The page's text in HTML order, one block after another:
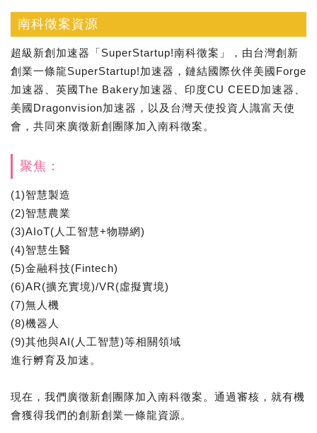
南科徵案資源
超級新創加速器「SuperStartup!南科徵案」，由台灣創新
創業一條龍SuperStartup!加速器，鏈結國際伙伴美國Forge
加速器、英國The Bakery加速器、印度CU CEED加速器、
美國Dragonvision加速器，以及台灣天使投資人識富天使
會，共同來廣徵新創團隊加入南科徵案。
聚焦：
(1)智慧製造
(2)智慧農業
(3)AIoT(人工智慧+物聯網)
(4)智慧生醫
(5)金融科技(Fintech)
(6)AR(擴充實境)/VR(虛擬實境)
(7)無人機
(8)機器人
(9)其他與AI(人工智慧)等相關領域
進行孵育及加速。
現在，我們廣徵新創團隊加入南科徵案。通過審核，就有機
會獲得我們的創新創業一條龍資源。